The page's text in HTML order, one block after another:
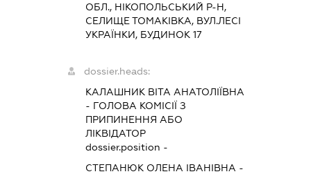
ОБЛ., НІКОПОЛЬСЬКИЙ Р-Н,
СЕЛИЩЕ ТОМАКІВКА, ВУЛ.ЛЕСІ
УКРАЇНКИ, БУДИНОК 17
dossier.heads:
КАЛАШНИК ВІТА АНАТОЛІЇВНА
- ГОЛОВА КОМІСІЇ З
ПРИПИНЕННЯ АБО
ЛІКВІДАТОР
dossier.position -
СТЕПАНЮК ОЛЕНА ІВАНІВНА -